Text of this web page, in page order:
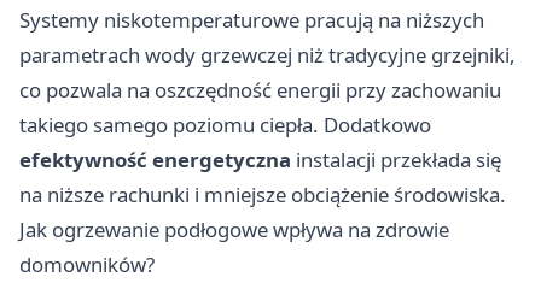
Systemy niskotemperaturowe pracują na niższych
parametrach wody grzewczej niż tradycyjne grzejniki,
co pozwala na oszczędność energii przy zachowaniu
takiego samego poziomu ciepła. Dodatkowo
efektywność energetyczna instalacji przekłada się
na niższe rachunki i mniejsze obciążenie środowiska.
Jak ogrzewanie podłogowe wpływa na zdrowie
domowników?